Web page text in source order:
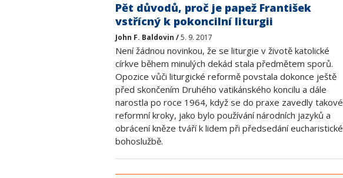
Pět důvodů, proč je papež František
vstřícný k pokoncilní liturgii
John F. Baldovin /5. 9. 2017
Není žádnou novinkou, že se liturgie v životě katolické
církve během minulých dekád stala předmětem sporů.
Opozice vůči liturgické reformě povstala dokonce ještě
před skončením Druhého vatikánského koncilu a dále
narostla po roce 1964, když se do praxe zavedly takové
reformní kroky, jako bylo používání národních jazyků a
obrácení kněze tváří k lidem při předsedání eucharistické
bohoslužbě.